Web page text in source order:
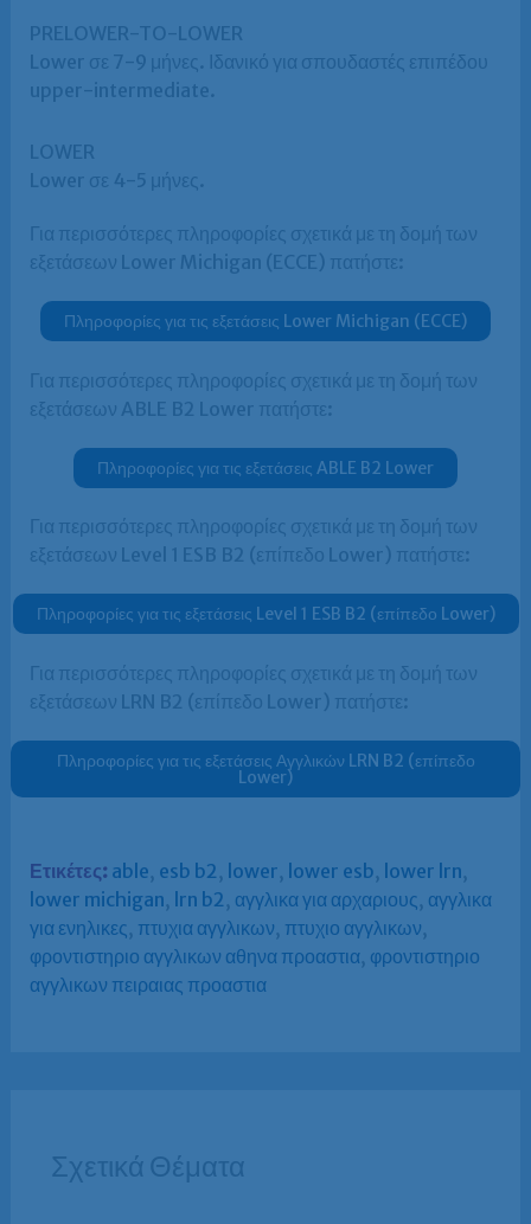
PRELOWER-TO-LOWER
Lower σε 7-9 μήνες. Ιδανικό για σπουδαστές επιπέδου
upper-intermediate.
LOWER
Lower σε 4-5 μήνες.
Για περισσότερες πληροφορίες σχετικά με τη δομή των
εξετάσεων Lower Michigan (ECCE) πατήστε:
Πληροφορίες για τις εξετάσεις Lower Michigan (ECCE)
Για περισσότερες πληροφορίες σχετικά με τη δομή των
εξετάσεων ABLE B2 Lower πατήστε:
Πληροφορίες για τις εξετάσεις ABLE B2 Lower
Για περισσότερες πληροφορίες σχετικά με τη δομή των
εξετάσεων Level 1 ESB B2 (επίπεδο Lower) πατήστε:
Πληροφορίες για τις εξετάσεις Level 1 ESB B2 (επίπεδο Lower)
Για περισσότερες πληροφορίες σχετικά με τη δομή των
εξετάσεων LRN B2 (επίπεδο Lower) πατήστε:
Πληροφορίες για τις εξετάσεις Αγγλικών LRN B2 (επίπεδο
Lower)
Ετικέτες: able esb b2 lower lower esb lower lrn
lower michigan lrn b2 αγγλικα για αρχαριους αγγλικα
για ενηλικες πτυχια αγγλικων πτυχιο αγγλικων
φροντιστηριο αγγλικων αθηνα προαστια, φροντιστηριο
αγγλικων πειραιας προαστια
Σχετικά Θέματα